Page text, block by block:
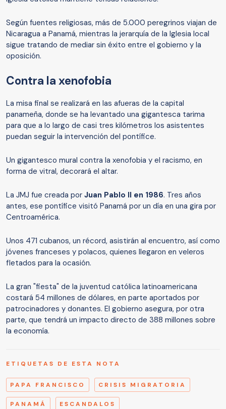
Según fuentes religiosas, más de 5.000 peregrinos viajan de
Nicaragua a Panamá, mientras la jerarquía de la Iglesia local
sigue tratando de mediar sin éxito entre el gobierno y la
oposición.
Contra la xenofobia
La misa final se realizará en las afueras de la capital
panameña, donde se ha levantado una gigantesca tarima
para que a lo largo de casi tres kilómetros los asistentes
puedan seguir la intervención del pontífice.
Un gigantesco mural contra la xenofobia y el racismo, en
forma de vitral, decorará el altar.
La JMJ fue creada por Juan Pablo II en 1986. Tres años
antes, ese pontífice visitó Panamá por un día en una gira por
Centroamérica.
Unos 471 cubanos, un récord, asistirán al encuentro, así como
jóvenes franceses y polacos, quienes llegaron en veleros
fletados para la ocasión.
La gran "fiesta" de la juventud católica latinoamericana
costará 54 millones de dólares, en parte aportados por
patrocinadores y donantes. El gobierno asegura, por otra
parte, que tendrá un impacto directo de 388 millones sobre
la economía.
ETIQUETAS DE ESTA NOTA
PAPA FRANCISCO CRISIS MIGRATORIA
PANAMÁ ESCANDALOS